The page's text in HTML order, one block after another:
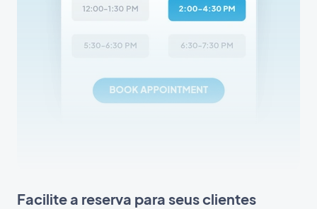
Facilite a reserva para seus clientes